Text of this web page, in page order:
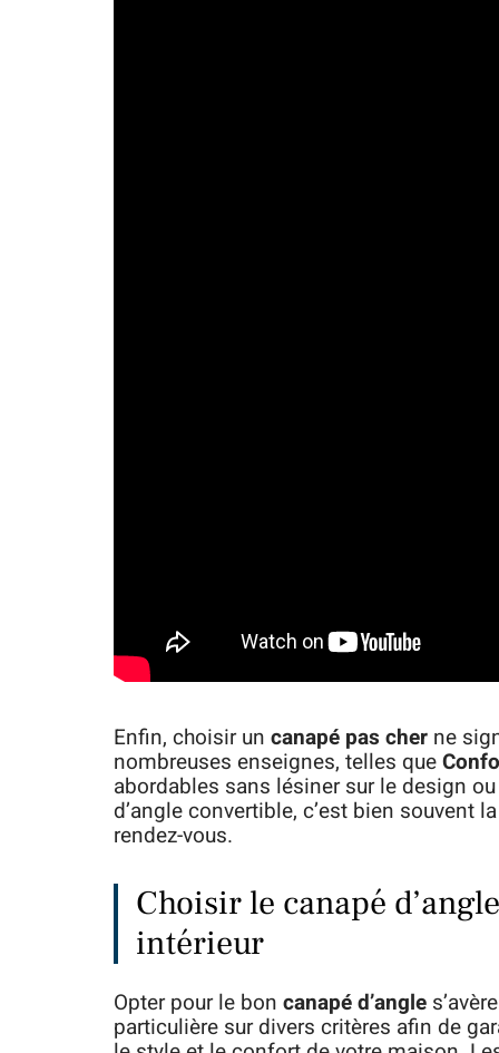
Enfin, choisir un canapé pas cher ne
nombreuses enseignes, telles que
abordables sans lésiner sur le design
d’angle convertible, c’est bien souvent
rendez-vous.
Choisir le canapé
intérieur
Opter pour le bon canapé d’angle
particulière sur divers critères afin de